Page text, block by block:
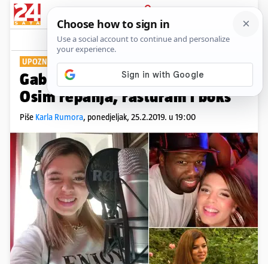
PRIJAVA
Show Komentari
UPOZNALA 50 CENTA
Gabrijela iz 'Ljubav je na selu':
Osim repanja, rasturam i boks
Piše Karla Rumora, ponedjeljak, 25.2.2019. u 19:00